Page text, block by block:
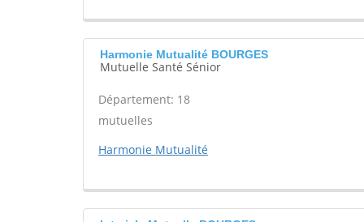
Harmonie Mutualité BOURGES
Mutuelle Santé Sénior
Département: 18
mutuelles
Harmonie Mutualité